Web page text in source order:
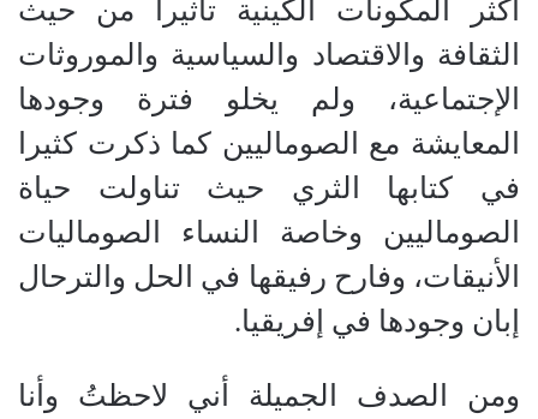
أكثر المكونات الكينية تأثيرا من حيث
الثقافة والاقتصاد والسياسية والموروثات
الإجتماعية، ولم يخلو فترة وجودها
المعايشة مع الصوماليين كما ذكرت كثيرا
في كتابها الثري حيث تناولت حياة
الصوماليين وخاصة النساء الصوماليات
الأنيقات، وفارح رفيقها في الحل والترحال
إبان وجودها في إفريقيا.
ومن الصدف الجميلة أني لاحظتُ وأنا